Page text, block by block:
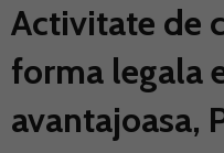
Activitate de
forma legala
avantajoasa,